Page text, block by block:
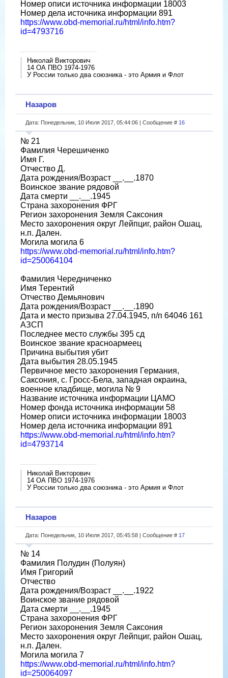
Номер описи источника информации 18003
Номер дела источника информации 891
https://www.obd-memorial.ru/html/info.htm?
id=4793716
Николай Викторович
14 ОА ПВО 1974-1976
У России только два союзника - это Армия и Флот
Назаров
Дата: Понедельник, 10 Июля 2017, 05:44:06 | Сообщение # 16
№ 21
Фамилия Черешиченко
Имя Г.
Отчество Д.
Дата рождения/Возраст __.__.1870
Воинское звание рядовой
Дата смерти __.__.1945
Страна захоронения ФРГ
Регион захоронения Земля Саксония
Место захоронения округ Лейпциг, район Ошац,
н.п. Дален.
Могила могила 6
https://www.obd-memorial.ru/html/info.htm?
id=250064104
Фамилия Чередниченко
Имя Терентий
Отчество Демьянович
Дата рождения/Возраст __.__.1890
Дата и место призыва 27.04.1945, п/п 64046 161
АЗСП
Последнее место службы 395 сд
Воинское звание красноармеец
Причина выбытия убит
Дата выбытия 28.05.1945
Первичное место захоронения Германия,
Саксония, с. Гросс-Бела, западная окраина,
военное кладбище, могила № 9
Название источника информации ЦАМО
Номер фонда источника информации 58
Номер описи источника информации 18003
Номер дела источника информации 891
https://www.obd-memorial.ru/html/info.htm?
id=4793714
Николай Викторович
14 ОА ПВО 1974-1976
У России только два союзника - это Армия и Флот
Назаров
Дата: Понедельник, 10 Июля 2017, 05:45:58 | Сообщение # 17
№ 14
Фамилия Полудин (Полуян)
Имя Григорий
Отчество
Дата рождения/Возраст __.__.1922
Воинское звание рядовой
Дата смерти __.__.1945
Страна захоронения ФРГ
Регион захоронения Земля Саксония
Место захоронения округ Лейпциг, район Ошац,
н.п. Дален.
Могила могила 7
https://www.obd-memorial.ru/html/info.htm?
id=250064097